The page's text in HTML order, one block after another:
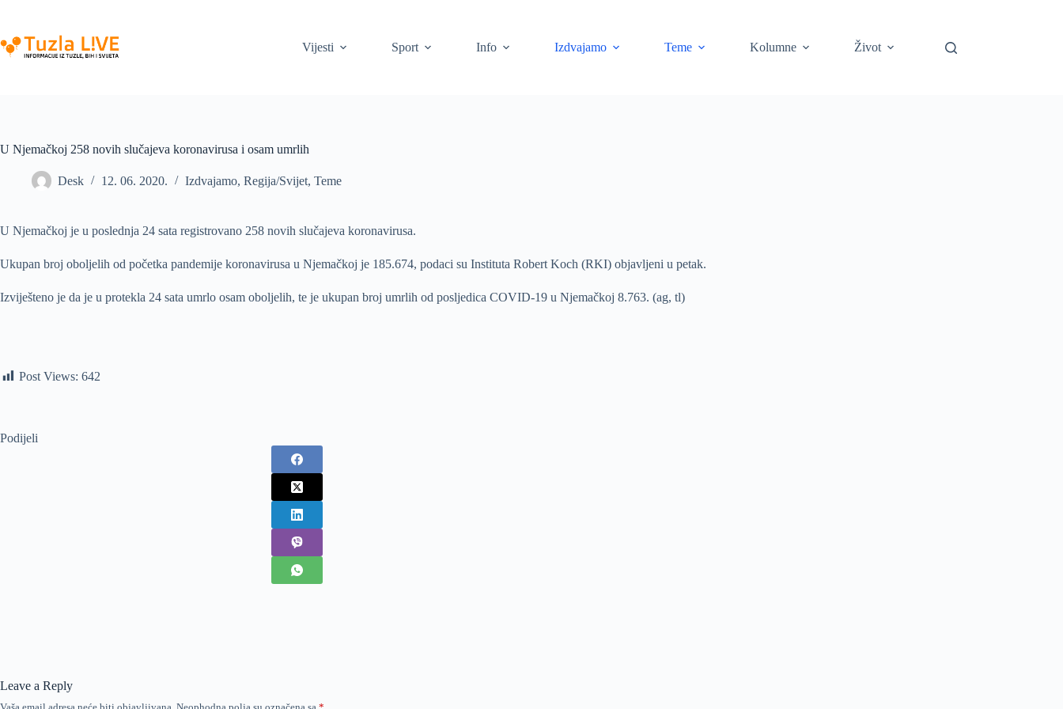
content
Vijesti
Sport Info Izdvajamo Teme Kolumne Život
U Njemačkoj 258 novih slučajeva koronavirusa i osam umrlih
Desk 12. 06. 2020. Izdvajamo, Regija/Svijet, Teme
U Njemačkoj je u poslednja 24 sata registrovano 258 novih slučajeva koronavirusa.
Ukupan broj oboljelih od početka pandemije koronavirusa u Njemačkoj je 185.674, podaci su Instituta Robert Koch (RKI) objavljeni u petak.
Izviješteno je da je u protekla 24 sata umrlo osam oboljelih, te je ukupan broj umrlih od posljedica COVID-19 u Njemačkoj 8.763. (ag, tl)
Post Views: 642
Podijeli
Leave a Reply